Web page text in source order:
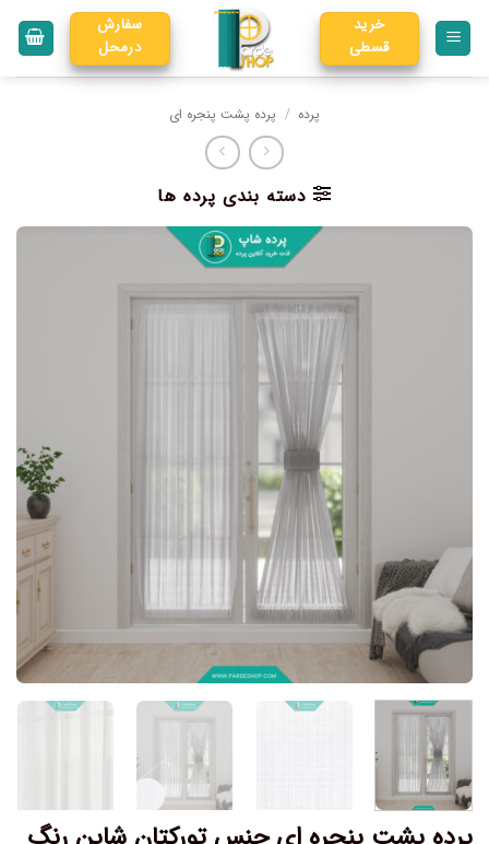
خرید
قسطی
سفارش
درمحل
پرده / پرده پشت پنجره ای
دسته بندی پرده ها